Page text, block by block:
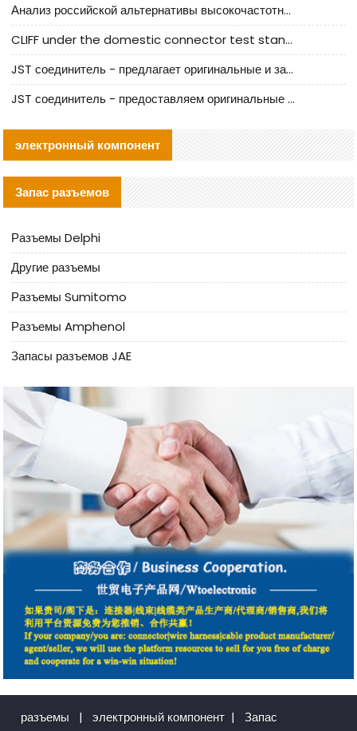
Анализ российской альтернативы высокочастотных кабельных колодцев I-PEX
CLIFF under the domestic connector test standard update
JST соединитель - предлагает оригинальные и заменяющие JST NSHR-02V-S соединители
JST соединитель - предоставляем оригинальные JST GHR-09V-S соединители и их аналоги
электронный компонент
Запас разъемов
Разъемы Delphi
Другие разъемы
Разъемы Sumitomo
Разъемы Amphenol
Запасы разъемов JAE
разъемы | электронный компонент |
Запас